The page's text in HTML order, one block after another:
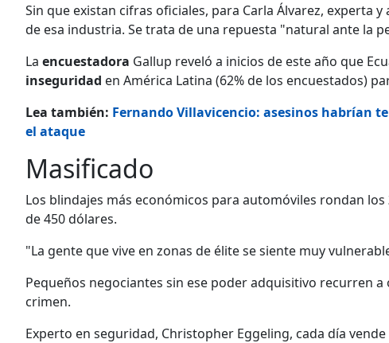
Sin que existan cifras oficiales, para Carla Álvarez, experta
de esa industria. Se trata de una repuesta "natural ante la
La encuestadora Gallup reveló a inicios de este año que
inseguridad en América Latina (62% de los encuestados)
Lea también: Fernando Villavicencio: asesinos habrían
el ataque
Masificado
Los blindajes más económicos para automóviles rondan los
de 450 dólares.
"La gente que vive en zonas de élite se siente muy
Pequeños negociantes sin ese poder adquisitivo recurren
crimen.
Experto en seguridad, Christopher Eggeling, cada día